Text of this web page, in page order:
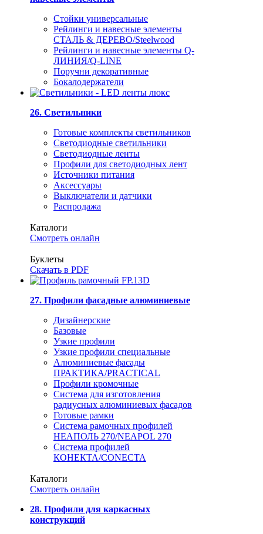
Стойки универсальные
Рейлинги и навесные элементы
СТАЛЬ & ДЕРЕВО/Steelwood
Рейлинги и навесные элементы Q-
ЛИНИЯ/Q-LINE
Поручни декоративные
Бокалодержатели
26. Светильники
Готовые комплекты светильников
Светодиодные светильники
Светодиодные ленты
Профили для светодиодных лент
Источники питания
Аксессуары
Выключатели и датчики
Распродажа
Каталоги
Смотреть онлайн
Буклеты
Скачать в PDF
27. Профили фасадные алюминиевые
Дизайнерские
Базовые
Узкие профили
Узкие профили специальные
Алюминиевые фасады
ПРАКТИКА/PRACTICAL
Профили кромочные
Система для изготовления
радиусных алюминиевых фасадов
Готовые рамки
Система рамочных профилей
НЕАПОЛЬ 270/NEAPOL 270
Система профилей
КОНЕКТА/CONECTA
Каталоги
Смотреть онлайн
28. Профили для каркасных
конструкций